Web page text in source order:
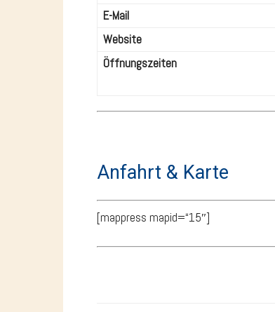
E-Mail
Website
Öffnungszeiten
Anfahrt & Karte
[mappress mapid=“15″]